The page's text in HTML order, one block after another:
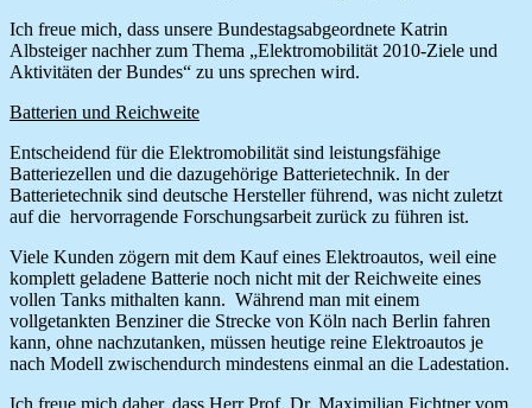
Ich freue mich, dass unsere Bundestagsabgeordnete Katrin
Albsteiger nachher zum Thema „Elektromobilität 2010-Ziele und
Aktivitäten der Bundes“ zu uns sprechen wird.
Batterien und Reichweite
Entscheidend für die Elektromobilität sind leistungsfähige
Batteriezellen und die dazugehörige Batterietechnik. In der
Batterietechnik sind deutsche Hersteller führend, was nicht zuletzt
auf die hervorragende Forschungsarbeit zurück zu führen ist.
Viele Kunden zögern mit dem Kauf eines Elektroautos, weil eine
komplett geladene Batterie noch nicht mit der Reichweite eines
vollen Tanks mithalten kann. Während man mit einem
vollgetankten Benziner die Strecke von Köln nach Berlin fahren
kann, ohne nachzutanken, müssen heutige reine Elektroautos je
nach Modell zwischendurch mindestens einmal an die Ladestation.
Ich freue mich daher, dass Herr Prof. Dr. Maximilian Fichtner vom